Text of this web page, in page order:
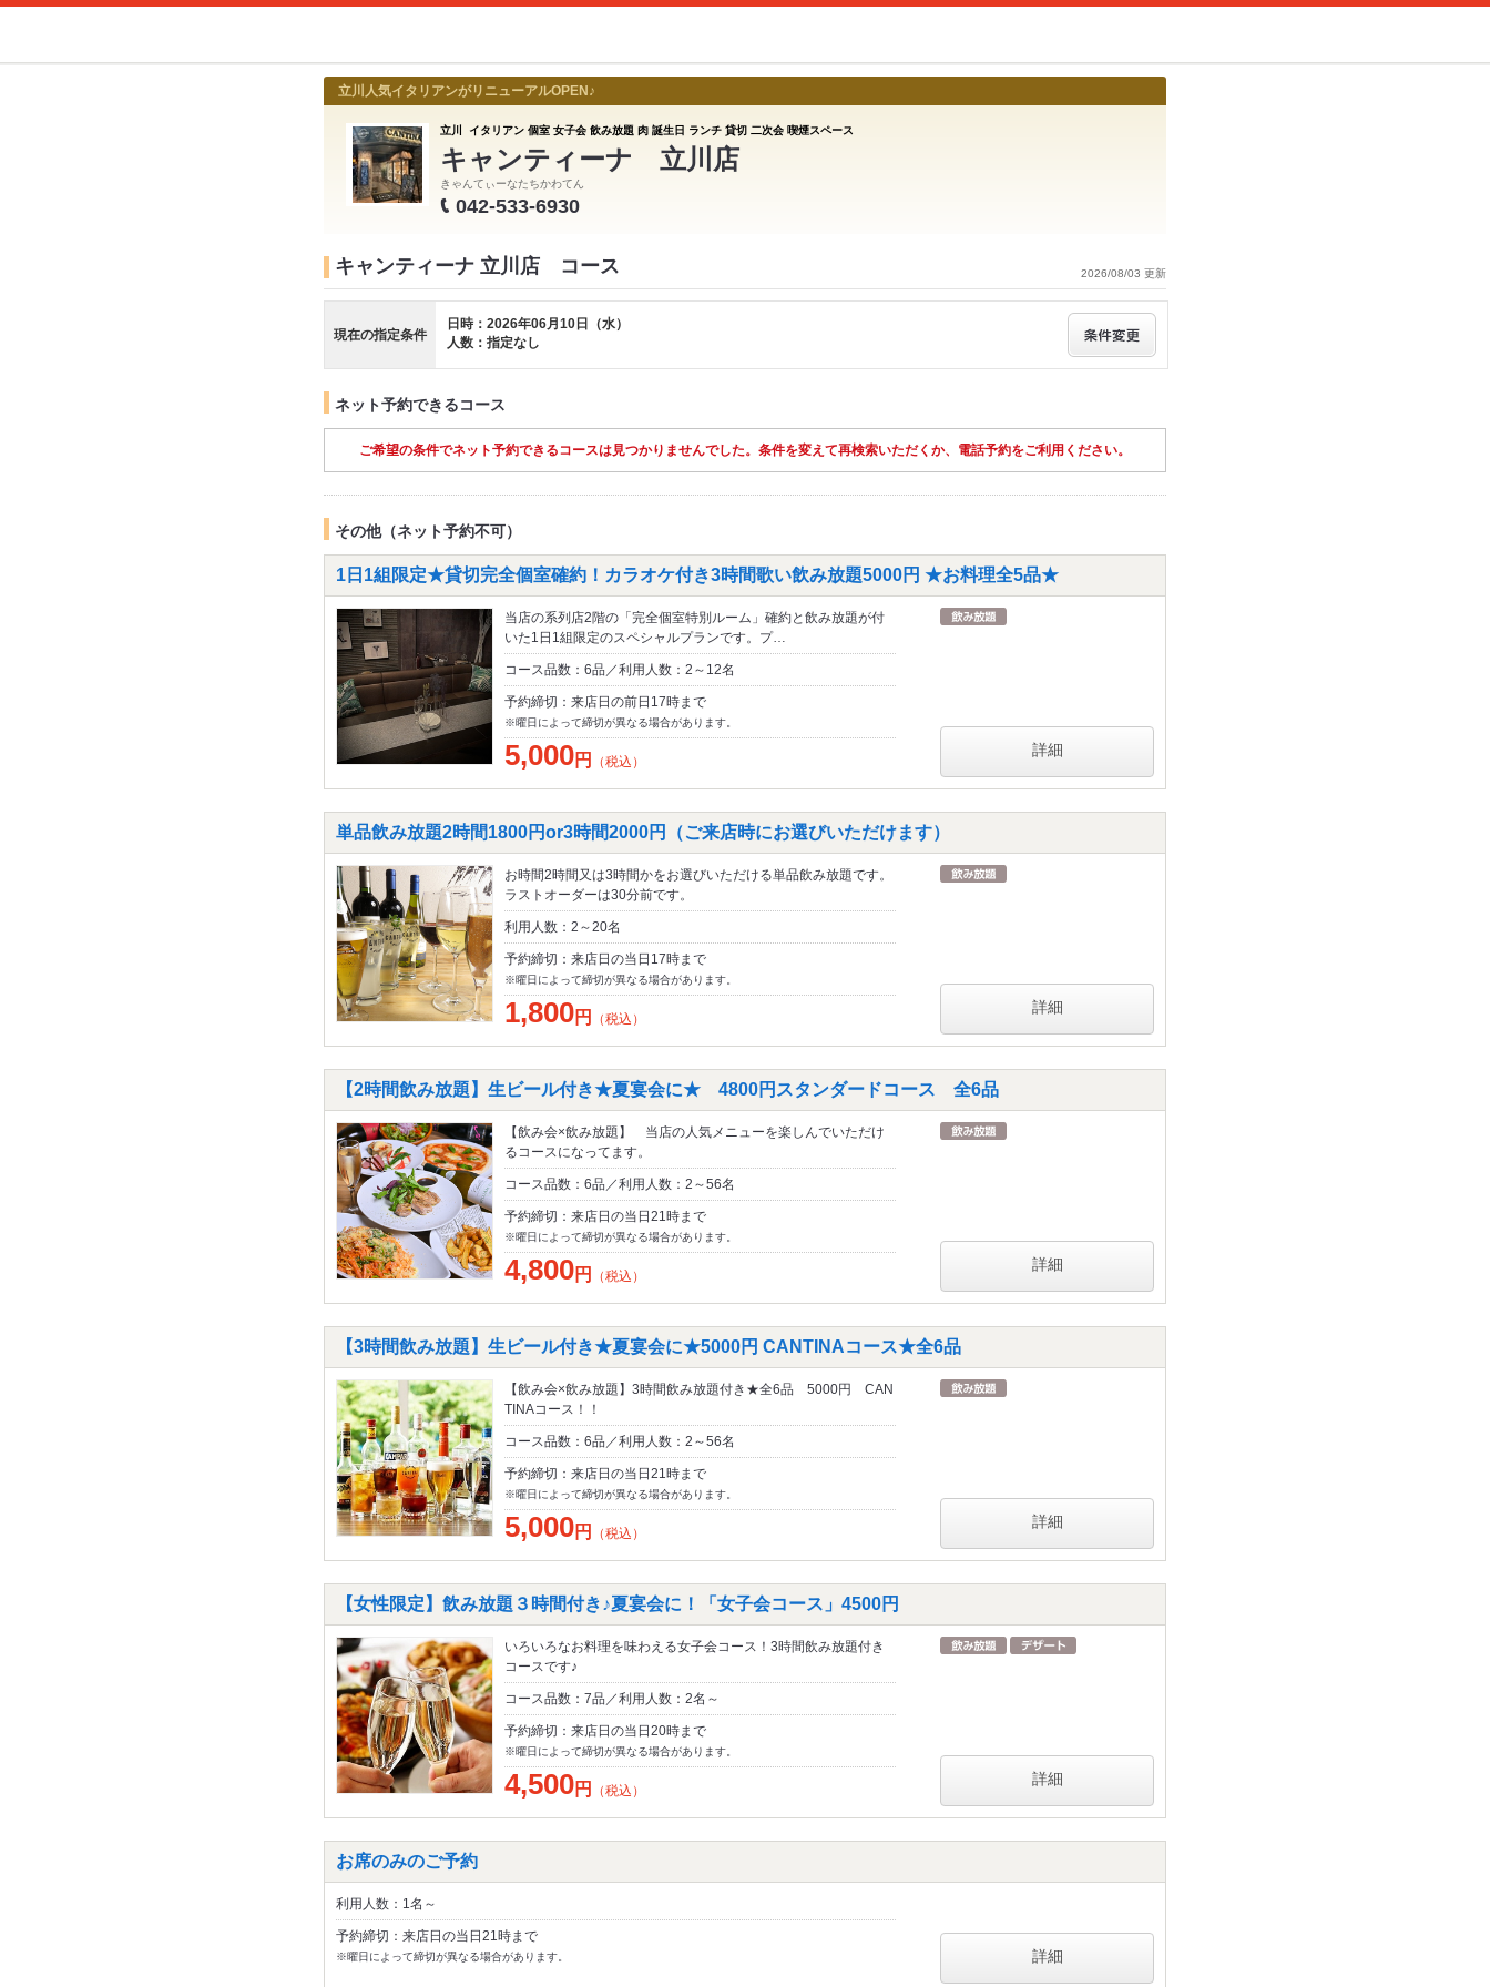
立川人気イタリアンがリニューアルOPEN♪
立川 イタリアン 個室 女子会 飲み放題 肉 誕生日 ランチ 貸切 二次会 喫煙スペース
キャンティーナ 立川店
きゃんてぃーなたちかわてん
042-533-6930
2026/08/03 更新
キャンティーナ 立川店 コース
現在の指定条件
日時：2026年06月10日（水）
人数：指定なし
ネット予約できるコース
ご希望の条件でネット予約できるコースは見つかりませんでした。条件を変えて再検索いただくか、電話予約をご利用ください。
その他（ネット予約不可）
1日1組限定★貸切完全個室確約！カラオケ付き3時間歌い飲み放題5000円 ★お料理全5品★
当店の系列店2階の「完全個室特別ルーム」確約と飲み放題が付
いた1日1組限定のスペシャルプランです。プ…
コース品数：6品／利用人数：2～12名
予約締切：来店日の前日17時まで
※曜日によって締切が異なる場合があります。
5,000円 （税込）
詳細
単品飲み放題2時間1800円or3時間2000円（ご来店時にお選びいただけます）
お時間2時間又は3時間かをお選びいただける単品飲み放題です。
ラストオーダーは30分前です。
利用人数：2～20名
予約締切：来店日の当日17時まで
※曜日によって締切が異なる場合があります。
1,800円 （税込）
詳細
【2時間飲み放題】生ビール付き★夏宴会に★ 4800円スタンダードコース 全6品
【飲み会×飲み放題】 当店の人気メニューを楽しんでいただけ
るコースになってます。
コース品数：6品／利用人数：2～56名
予約締切：来店日の当日21時まで
※曜日によって締切が異なる場合があります。
4,800円 （税込）
詳細
【3時間飲み放題】生ビール付き★夏宴会に★5000円 CANTINAコース★全6品
【飲み会×飲み放題】3時間飲み放題付き★全6品 5000円 CAN
TINAコース！！
コース品数：6品／利用人数：2～56名
予約締切：来店日の当日21時まで
※曜日によって締切が異なる場合があります。
5,000円 （税込）
詳細
【女性限定】飲み放題３時間付き♪夏宴会に！「女子会コース」4500円
いろいろなお料理を味わえる女子会コース！3時間飲み放題付き
コースです♪
コース品数：7品／利用人数：2名～
予約締切：来店日の当日20時まで
※曜日によって締切が異なる場合があります。
4,500円 （税込）
詳細
お席のみのご予約
利用人数：1名～
予約締切：来店日の当日21時まで
※曜日によって締切が異なる場合があります。 詳細